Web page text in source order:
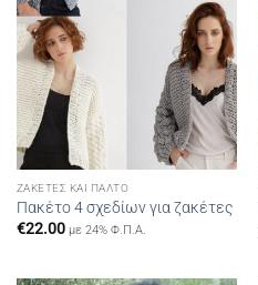
ΖΑΚΈΤΕΣ ΚΑΙ ΠΑΛΤΌ
Πακέτο 4 σχεδίων για ζακέτες
€22.00 με 24% Φ.Π.Α.